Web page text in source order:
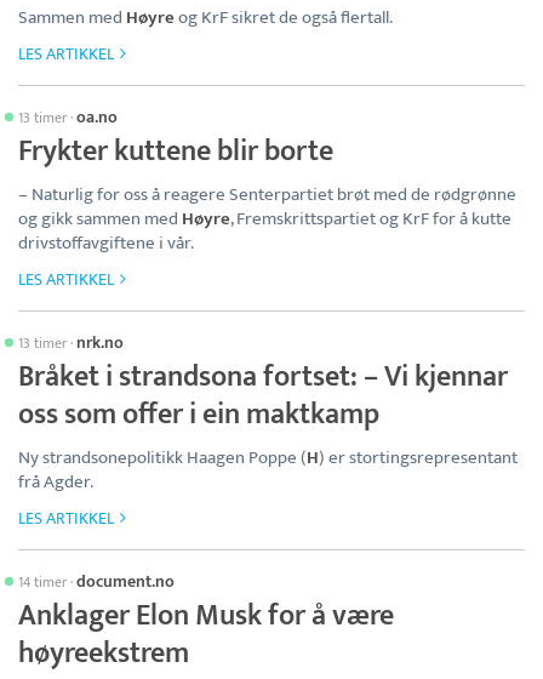
Sammen med Høyreog KrF sikret de også flertall.
LES ARTIKKEL
13 timer·oa.no
Frykter kuttene blir borte
– Naturlig for oss å reagere Senterpartiet brøt med de rødgrønne
og gikk sammen med Høyre, Fremskrittspartiet og KrF for å kutte
drivstoffavgiftene i vår.
LES ARTIKKEL
13 timer· nrk.no
Bråket i strandsona fortset: – Vi kjennar
oss som offer i ein maktkamp
Ny strandsonepolitikk Haagen Poppe (H) er stortingsrepresentant
frå Agder.
LES ARTIKKEL
14 timer·document.no
Anklager Elon Musk for å være
høyreekstrem